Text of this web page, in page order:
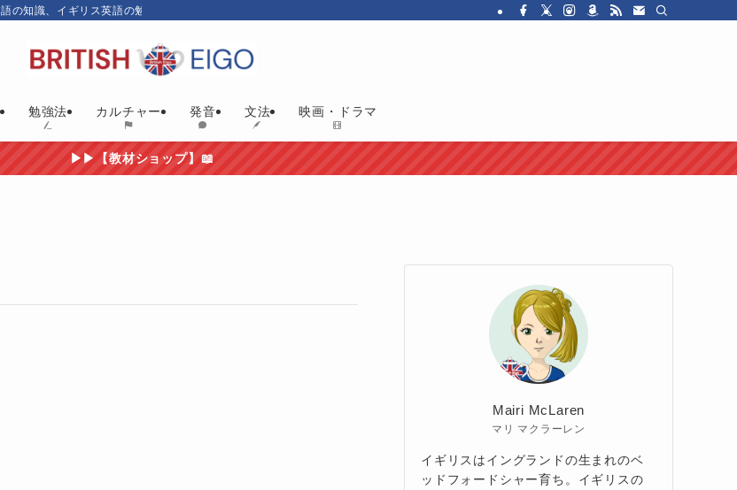
の知識、イギリス英語の勉強にお勧めの英語教材やイギリス映画・ドラマを紹介しています。イギリス人の性格や国民性、イギリスのカルチャ
勉強法 カルチャー 発音 文法 映画・ドラマ
▶▶【教材ショップ】📖
Mairi McLaren
マリ マクラーレン
イギリスはイングランドの生まれのベ
ッドフォードシャー育ち。イギリスの